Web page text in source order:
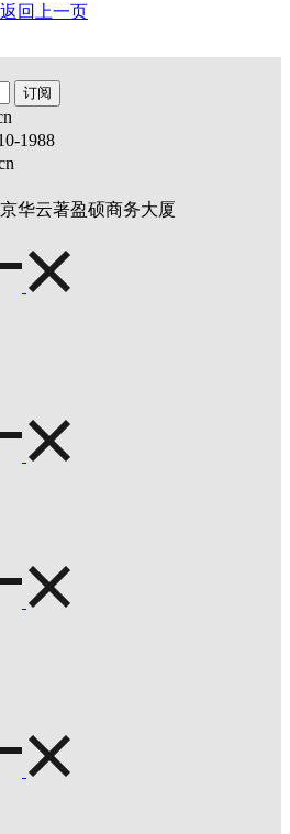
返回上一页
订阅
1988
华云著盈硕商务大厦